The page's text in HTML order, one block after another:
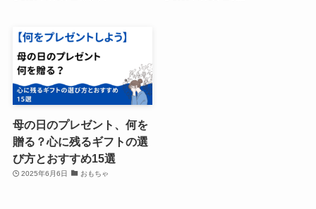
母の日のプレゼント、何を
贈る？心に残るギフトの選
び方とおすすめ15選
2025年6月6日 おもちゃ